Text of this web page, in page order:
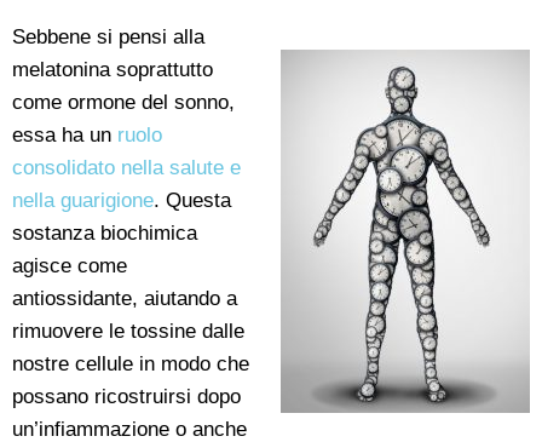
Sebbene si pensi alla
melatonina soprattutto
come ormone del sonno,
essa ha un ruolo
consolidato nella salute e
nella guarigione. Questa
sostanza biochimica
agisce come
antiossidante, aiutando a
rimuovere le tossine dalle
nostre cellule in modo che
possano ricostruirsi dopo
un’infiammazione o anche